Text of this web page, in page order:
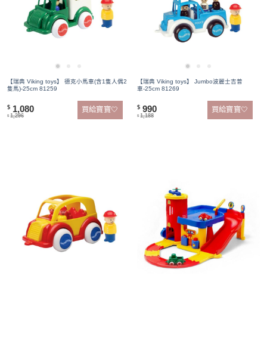
【瑞典 Viking toys】 德克小馬車(含1隻人偶2
隻馬)-25cm 81259
$ 1,080
$ 1,296
買給寶寶🤍
【瑞典 Viking toys】 Jumbo波麗士吉普
車-25cm 81269
$ 990
$ 1,188
買給寶寶🤍